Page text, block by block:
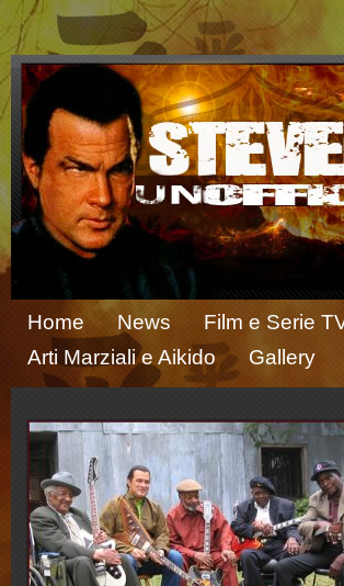
Home News Film e Serie
Arti Marziali e Aikido
Gallery